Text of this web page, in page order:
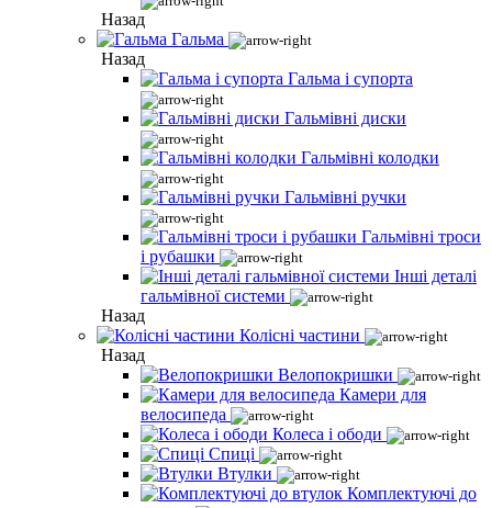
Назад
Гальма
Назад
Гальма і супорта
Гальмівні диски
Гальмівні колодки
Гальмівні ручки
Гальмівні троси
і рубашки
Інші деталі
гальмівної системи
Назад
Колісні частини
Назад
Велопокришки
Камери для
велосипеда
Колеса і ободи
Спиці
Втулки
Комплектуючі до